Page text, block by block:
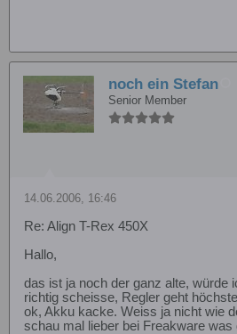
noch ein Stefan
Senior Member
14.06.2006, 16:46
Re: Align T-Rex 450X
Hallo,
das ist ja noch der ganz alte, würde
richtig scheisse, Regler geht
ok, Akku kacke. Weiss ja nicht wie
schau mal lieber bei Freakware was